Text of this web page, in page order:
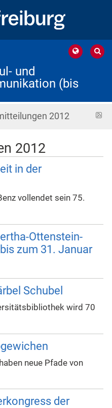
und
(bis
2012
2012
in der
vollendet sein 75.
Ottenstein-
zum 31. Januar
Schubel
wird 70
neue Pfade von
der